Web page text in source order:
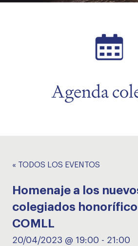
Agenda
« TODOS LOS EVENTOS
Homenaje a los
colegiados
COMLL
20/04/2023 @ 19:00 - 21:00